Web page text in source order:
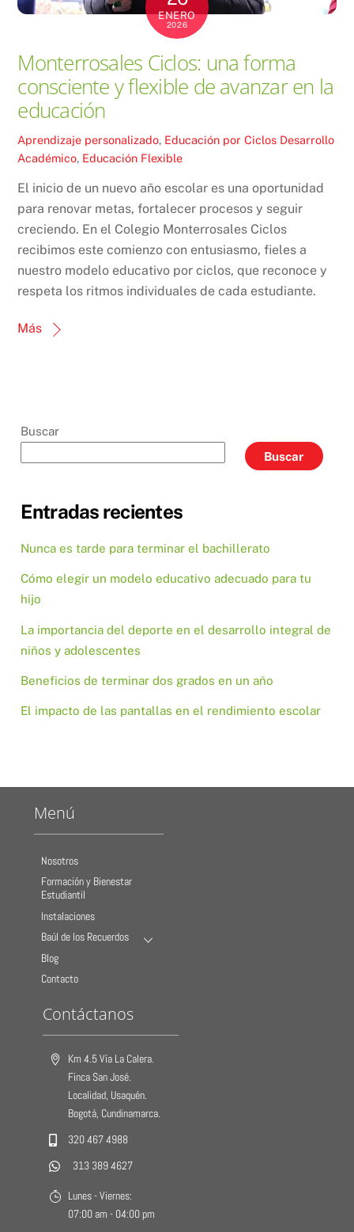
ENERO
2026
Monterrosales Ciclos: una forma
consciente y flexible de avanzar en la
educación
Aprendizaje personalizado, Educación por Ciclos Desarrollo
Académico, Educación Flexible
El inicio de un nuevo año escolar es una oportunidad
para renovar metas, fortalecer procesos y seguir
creciendo. En el Colegio Monterrosales Ciclos
recibimos este comienzo con entusiasmo, fieles a
nuestro modelo educativo por ciclos, que reconoce y
respeta los ritmos individuales de cada estudiante.
Más
Buscar
Buscar
Entradas recientes
Nunca es tarde para terminar el bachillerato
Cómo elegir un modelo educativo adecuado para tu
hijo
La importancia del deporte en el desarrollo integral de
niños y adolescentes
Beneficios de terminar dos grados en un año
El impacto de las pantallas en el rendimiento escolar
Menú
Nosotros
Formación y Bienestar
Estudiantil
Instalaciones
Baúl de los Recuerdos
Blog
Contacto
Contáctanos
Km 4.5 Vía La Calera.
Finca San José.
Localidad, Usaquén.
Bogotá, Cundinamarca.
320 467 4988
313 389 4627
Lunes - Viernes:
07:00 am - 04:00 pm